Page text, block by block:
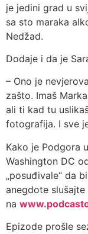
je jedini grad u
sa sto maraka
Nedžad.
Dodaje i da je
– Ono je
zašto. Imaš
ali ti kad tu
fotografija. I sve
Kako je Podgora
Washington DC
„posuđivale“ da
anegdote
na
Epizode prošle